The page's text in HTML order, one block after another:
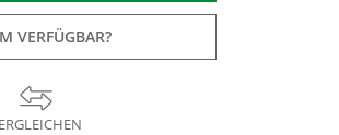
VERFÜGBAR?